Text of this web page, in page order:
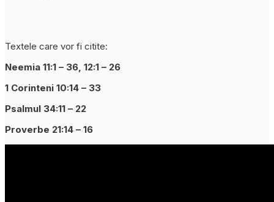
Textele care vor fi citite:
Neemia 11:1 – 36, 12:1 – 26
1 Corinteni 10:14 – 33
Psalmul 34:11 – 22
Proverbe 21:14 – 16